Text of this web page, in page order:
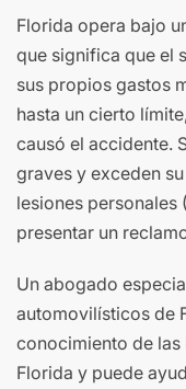
Florida opera bajo
que significa que el
sus propios gastos
hasta un cierto
causó el accidente.
graves y exceden
lesiones personales
presentar un
Un abogado
automovilísticos de
conocimiento de
Florida y puede